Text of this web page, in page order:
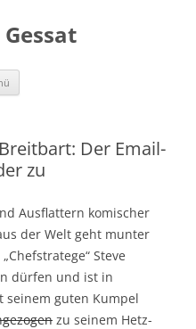
Der Email-
zu
Ausflattern komischer
der Welt geht munter
Steve
dürfen und ist in
seinem guten Kumpel
zu seinem Hetz-